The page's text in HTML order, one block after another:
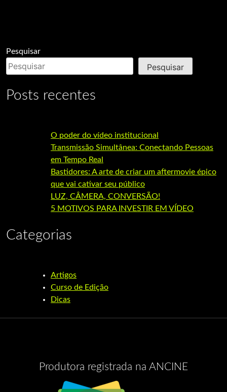
Pesquisar
Pesquisar
Posts recentes
O poder do vídeo institucional
Transmissão Simultânea: Conectando Pessoas
em Tempo Real
Bastidores: A arte de criar um aftermovie épico
que vai cativar seu público
LUZ, CÂMERA, CONVERSÃO!
5 MOTIVOS PARA INVESTIR EM VÍDEO
Categorias
Artigos
Curso de Edição
Dicas
Produtora registrada na ANCINE